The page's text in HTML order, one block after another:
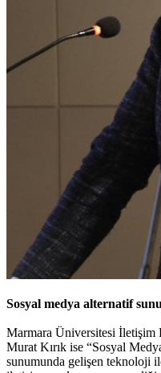
Sosyal medya alternatif
Marmara Üniversitesi
Murat Kırık ise “Sosyal
sunumunda gelişen teknoloji